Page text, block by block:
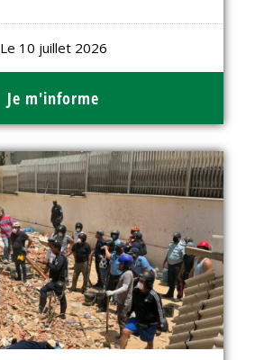
Le 10 juillet 2026
Je m'informe